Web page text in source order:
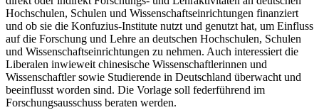
Hochschulen, Schulen und Wissenschaftseinrichtungen finanziert
und ob sie die Konfuzius-Institute nutzt und genutzt hat, um Einfluss
auf die Forschung und Lehre an deutschen Hochschulen, Schulen
und Wissenschaftseinrichtungen zu nehmen. Auch interessiert die
Liberalen inwieweit chinesische Wissenschaftlerinnen und
Wissenschaftler sowie Studierende in Deutschland überwacht und
beeinflusst worden sind. Die Vorlage soll federführend im
Forschungsausschuss beraten werden.